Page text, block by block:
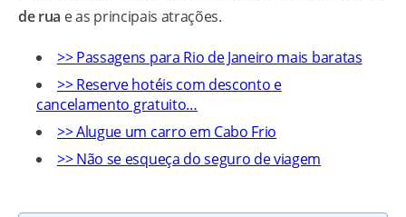
de rua e as principais atrações.
>> Passagens para Rio de Janeiro mais baratas
>> Reserve hotéis com desconto e
cancelamento gratuito…
>> Alugue um carro em Cabo Frio
>> Não se esqueça do seguro de viagem